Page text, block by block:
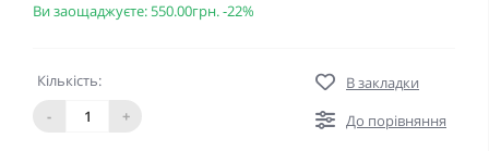
Ви заощаджуєте: 550.00грн.-22%
Кількість:
-
+
В закладки
До порівняння